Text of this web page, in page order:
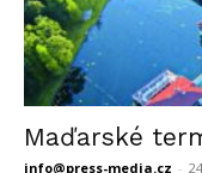
Maďarské
info@press-media.cz -